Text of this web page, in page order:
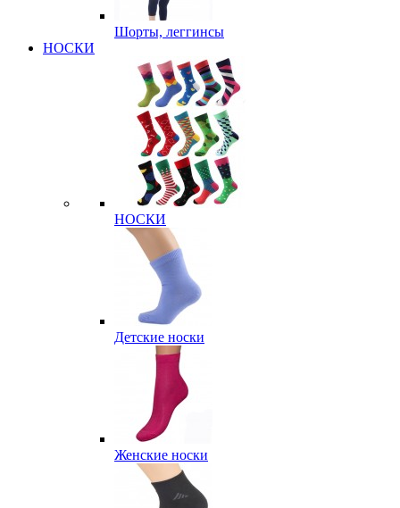
Шорты, леггинсы
НОСКИ
НОСКИ
Детские носки
Женские носки